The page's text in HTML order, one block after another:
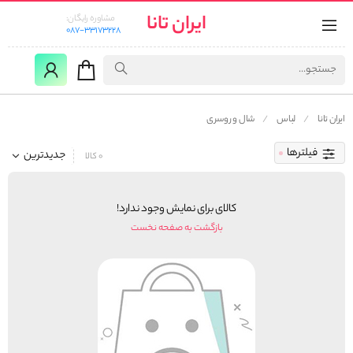
ایران تانا
مشاوره رایگان:
087-33173228
ایران تانا لباس شال و روسری
فیلترها جدیدترین 0 کالا
کالای برای نمایش وجود ندارد!
بازگشت به صفحه نخست